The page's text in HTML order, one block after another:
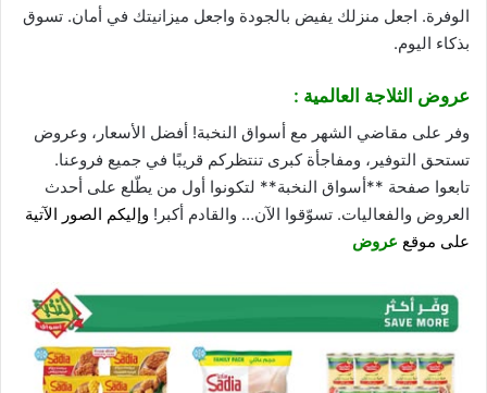
الوفرة. اجعل منزلك يفيض بالجودة واجعل ميزانيتك في أمان. تسوق
بذكاء اليوم.
عروض الثلاجة العالمية :
وفر على مقاضي الشهر مع أسواق النخبة! أفضل الأسعار، وعروض
تستحق التوفير، ومفاجأة كبرى تنتظركم قريبًا في جميع فروعنا.
تابعوا صفحة **أسواق النخبة** لتكونوا أول من يطّلع على أحدث
العروض والفعاليات. تسوّقوا الآن… والقادم أكبر! وإليكم الصور الآتية
على موقع عروض